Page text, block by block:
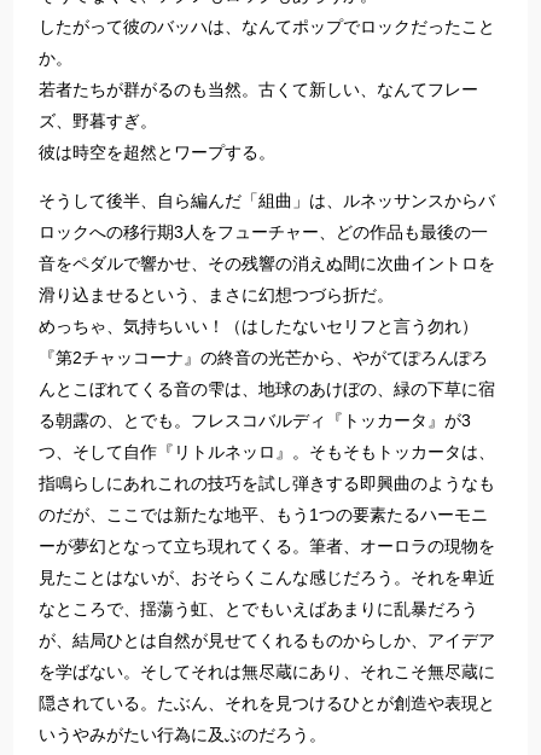
したがって彼のバッハは、なんてポップでロックだったこと
か。
若者たちが群がるのも当然。古くて新しい、なんてフレー
ズ、野暮すぎ。
彼は時空を超然とワープする。
そうして後半、自ら編んだ「組曲」は、ルネッサンスからバ
ロックへの移行期3人をフューチャー、どの作品も最後の一
音をペダルで響かせ、その残響の消えぬ間に次曲イントロを
滑り込ませるという、まさに幻想つづら折だ。
めっちゃ、気持ちいい！（はしたないセリフと言う勿れ）
『第2チャッコーナ』の終音の光芒から、やがてぽろんぽろ
んとこぼれてくる音の雫は、地球のあけぼの、緑の下草に宿
る朝露の、とでも。フレスコバルディ『トッカータ』が3
つ、そして自作『リトルネッロ』。そもそもトッカータは、
指鳴らしにあれこれの技巧を試し弾きする即興曲のようなも
のだが、ここでは新たな地平、もう1つの要素たるハーモニ
ーが夢幻となって立ち現れてくる。筆者、オーロラの現物を
見たことはないが、おそらくこんな感じだろう。それを卑近
なところで、揺蕩う虹、とでもいえばあまりに乱暴だろう
が、結局ひとは自然が見せてくれるものからしか、アイデア
を学ばない。そしてそれは無尽蔵にあり、それこそ無尽蔵に
隠されている。たぶん、それを見つけるひとが創造や表現と
いうやみがたい行為に及ぶのだろう。